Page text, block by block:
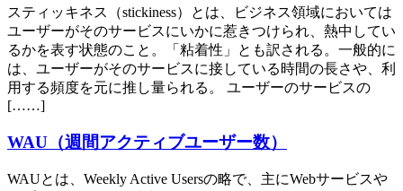
スティッキネス（stickiness）とは、ビジネス領域においては
ユーザーがそのサービスにいかに惹きつけられ、熱中してい
るかを表す状態のこと。「粘着性」とも訳される。一般的に
は、ユーザーがそのサービスに接している時間の長さや、利
用する頻度を元に推し量られる。 ユーザーのサービスの
[……]
WAU（週間アクティブユーザー数）
WAUとは、Weekly Active Usersの略で、主にWebサービスや